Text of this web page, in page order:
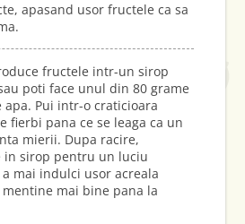
apasand usor fructele ca sa
fructele intr-un sirop
poti face unul din 80 grame
apa. Pui intr-o craticioara
fierbi pana ce se leaga ca un
mierii. Dupa racire,
in sirop pentru un luciu
mai indulci usor acreala
mai bine pana la